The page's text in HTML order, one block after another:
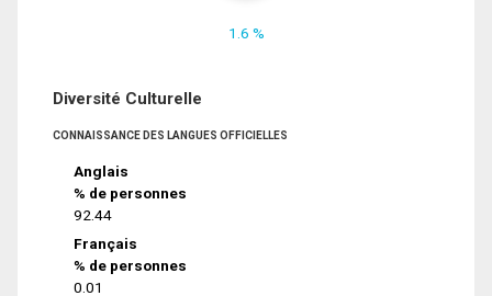
1.6 %
Diversité Culturelle
CONNAISSANCE DES LANGUES OFFICIELLES
Anglais
% de personnes
92.44
Français
% de personnes
0.01